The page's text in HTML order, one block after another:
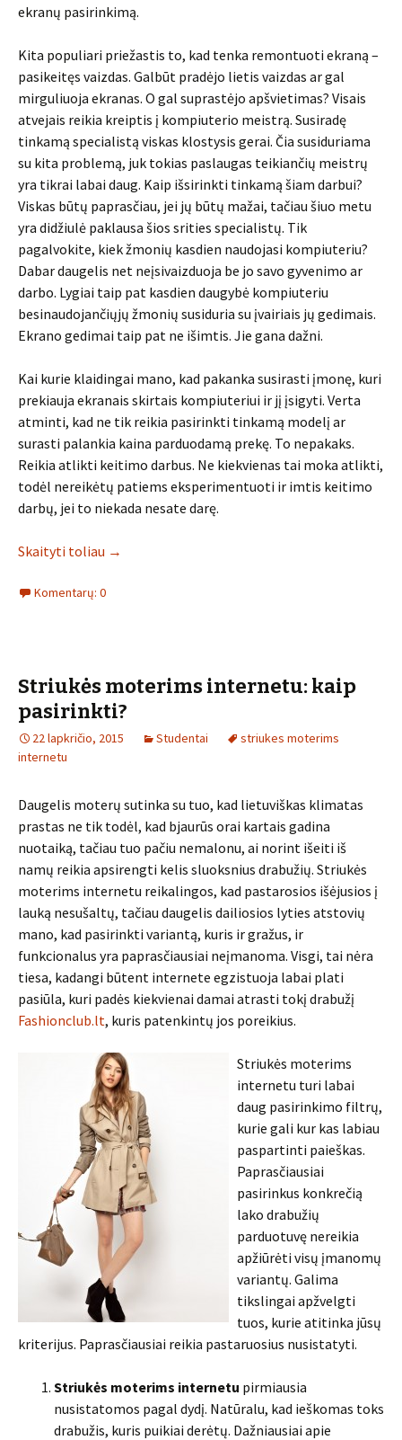
ekranų pasirinkimą.
Kita populiari priežastis to, kad tenka remontuoti ekraną –
pasikeitęs vaizdas. Galbūt pradėjo lietis vaizdas ar gal
mirguliuoja ekranas. O gal suprastėjo apšvietimas? Visais
atvejais reikia kreiptis į kompiuterio meistrą. Susiradę
tinkamą specialistą viskas klostysis gerai. Čia susiduriama
su kita problemą, juk tokias paslaugas teikiančių meistrų
yra tikrai labai daug. Kaip išsirinkti tinkamą šiam darbui?
Viskas būtų paprasčiau, jei jų būtų mažai, tačiau šiuo metu
yra didžiulė paklausa šios srities specialistų. Tik
pagalvokite, kiek žmonių kasdien naudojasi kompiuteriu?
Dabar daugelis net neįsivaizduoja be jo savo gyvenimo ar
darbo. Lygiai taip pat kasdien daugybė kompiuteriu
besinaudojančiųjų žmonių susiduria su įvairiais jų gedimais.
Ekrano gedimai taip pat ne išimtis. Jie gana dažni.
Kai kurie klaidingai mano, kad pakanka susirasti įmonę, kuri
prekiauja ekranais skirtais kompiuteriui ir jį įsigyti. Verta
atminti, kad ne tik reikia pasirinkti tinkamą modelį ar
surasti palankia kaina parduodamą prekę. To nepakaks.
Reikia atlikti keitimo darbus. Ne kiekvienas tai moka atlikti,
todėl nereikėtų patiems eksperimentuoti ir imtis keitimo
darbų, jei to niekada nesate darę.
Skaityti toliau →
Komentarų: 0
Striukės moterims internetu: kaip
pasirinkti?
22 lapkričio, 2015 Studentai
striukes moterims
internetu
Daugelis moterų sutinka su tuo, kad lietuviškas klimatas
prastas ne tik todėl, kad bjaurūs orai kartais gadina
nuotaiką, tačiau tuo pačiu nemalonu, ai norint išeiti iš
namų reikia apsirengti kelis sluoksnius drabužių. Striukės
moterims internetu reikalingos, kad pastarosios išėjusios į
lauką nesušaltų, tačiau daugelis dailiosios lyties atstovių
mano, kad pasirinkti variantą, kuris ir gražus, ir
funkcionalus yra paprasčiausiai neįmanoma. Visgi, tai nėra
tiesa, kadangi būtent internete egzistuoja labai plati
pasiūla, kuri padės kiekvienai damai atrasti tokį drabužį
Fashionclub.lt, kuris patenkintų jos poreikius.
Striukės moterims
internetu turi labai
daug pasirinkimo filtrų,
kurie gali kur kas labiau
paspartinti paieškas.
Paprasčiausiai
pasirinkus konkrečią
lako drabužių
parduotuvę nereikia
apžiūrėti visų įmanomų
variantų. Galima
tikslingai apžvelgti
tuos, kurie atitinka jūsų
kriterijus. Paprasčiausiai reikia pastaruosius nusistatyti.
Striukės moterims internetu pirmiausia
nusistatomos pagal dydį. Natūralu, kad ieškomas toks
drabužis, kuris puikiai derėtų. Dažniausiai apie